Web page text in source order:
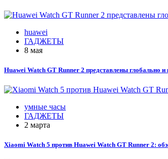
huawei
ГАДЖЕТЫ
8 мая
Huawei Watch GT Runner 2 представлены глобально
умные часы
ГАДЖЕТЫ
2 марта
Xiaomi Watch 5 против Huawei Watch GT Runner 2: